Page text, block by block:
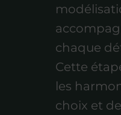
chaque
Cette
les
choix et